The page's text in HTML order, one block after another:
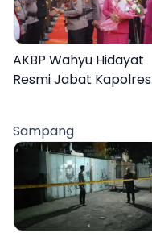
AKBP Wahyu Hidayat
Resmi Jabat Kapolres
Sampang